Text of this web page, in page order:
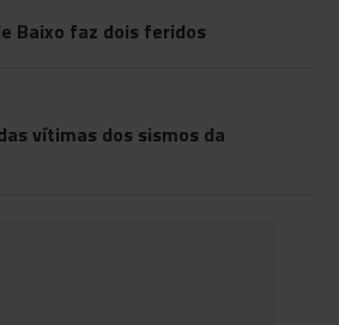
Baixo faz dois feridos
vítimas dos sismos da